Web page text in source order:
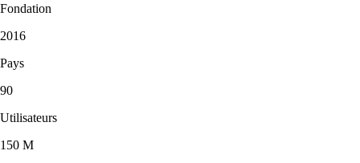
Fondation
2016
Pays
90
Utilisateurs
150 M